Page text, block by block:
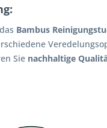
Bambus
Sie nachhaltige